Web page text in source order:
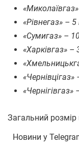
«Рівнегаз» –
«Сумигаз» –
«Харківгаз» –
Загальний
Новини у